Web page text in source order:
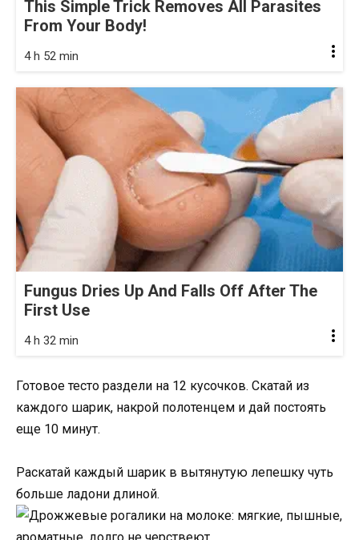
This Simple Trick Removes All Parasites
From Your Body!
4 h 52 min
Fungus Dries Up And Falls Off After The
First Use
4 h 32 min
Готовое тесто раздели на 12 кусочков. Скатай из
каждого шарик, накрой полотенцем и дай постоять
еще 10 минут.
Раскатай каждый шарик в вытянутую лепешку чуть
больше ладони длиной.